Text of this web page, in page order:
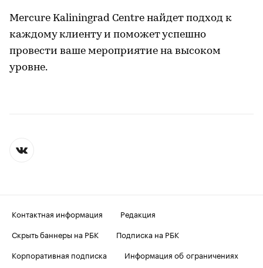
Mercure Kaliningrad Centre найдет подход к
каждому клиенту и поможет успешно
провести ваше мероприятие на высоком
уровне.
Контактная информация
Редакция
Скрыть баннеры на РБК
Подписка на РБК
Корпоративная подписка
Информация об ограничениях